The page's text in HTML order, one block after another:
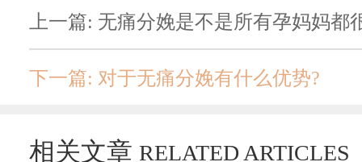
上一篇: 无痛分娩是不是所有孕妈妈都
下一篇: 对于无痛分娩有什么优势?
相关文章 RELATED ARTICLES